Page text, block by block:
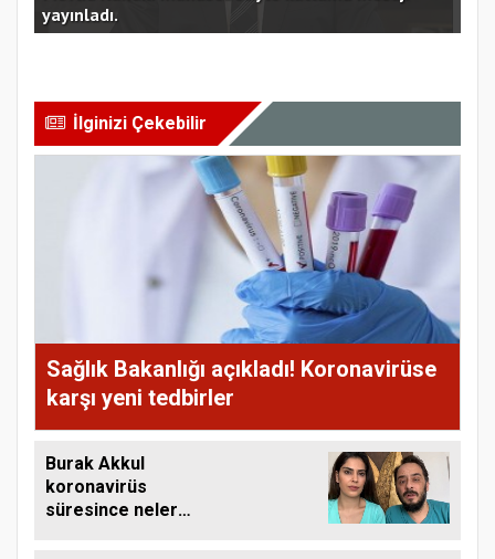
yayınladı.
İlginizi Çekebilir
Sağlık Bakanlığı açıkladı! Koronavirüse
karşı yeni tedbirler
Burak Akkul
koronavirüs
süresince neler